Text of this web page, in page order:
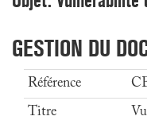
GESTION DU
Référence
Titre